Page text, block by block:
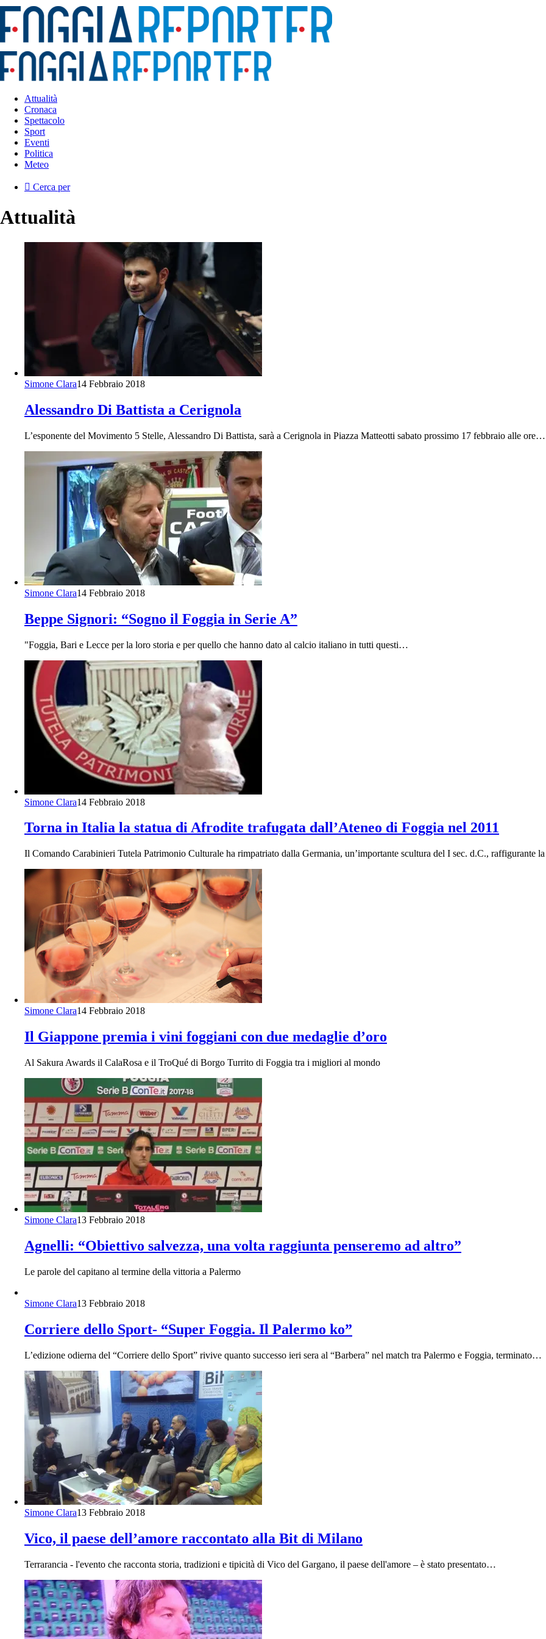
Attualità
Cronaca
Spettacolo
Sport
Eventi
Politica
Meteo
Cerca per
Attualità
Simone Clara14 Febbraio 2018
Alessandro Di Battista a Cerignola
L’esponente del Movimento 5 Stelle, Alessandro Di Battista, sarà a Cerignola in Piazza Matteotti sabato prossimo 17 febbraio alle ore…
Simone Clara14 Febbraio 2018
Beppe Signori: “Sogno il Foggia in Serie A”
"Foggia, Bari e Lecce per la loro storia e per quello che hanno dato al calcio italiano in tutti questi…
Simone Clara14 Febbraio 2018
Torna in Italia la statua di Afrodite trafugata dall’Ateneo di Foggia nel 2011
Il Comando Carabinieri Tutela Patrimonio Culturale ha rimpatriato dalla Germania, un’importante scultura del I sec. d.C., raffigurante
Simone Clara14 Febbraio 2018
Il Giappone premia i vini foggiani con due medaglie d’oro
Al Sakura Awards il CalaRosa e il TroQué di Borgo Turrito di Foggia tra i migliori al mondo
Simone Clara13 Febbraio 2018
Agnelli: “Obiettivo salvezza, una volta raggiunta penseremo ad altro”
Le parole del capitano al termine della vittoria a Palermo
Simone Clara13 Febbraio 2018
Corriere dello Sport- “Super Foggia. Il Palermo ko”
L’edizione odierna del “Corriere dello Sport” rivive quanto successo ieri sera al “Barbera” nel match tra Palermo e Foggia, terminato…
Simone Clara13 Febbraio 2018
Vico, il paese dell’amore raccontato alla Bit di Milano
Terrarancia - l'evento che racconta storia, tradizioni e tipicità di Vico del Gargano, il paese dell'amore – è stato presentato…